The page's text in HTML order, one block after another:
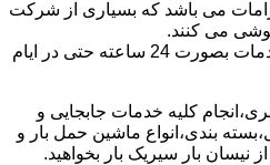
می باشد که بسیاری از شرکت
می کنند.
امکان فعالیت و انجام خدمات بصورت 24 ساعته حتی در ایام
کلیه خدمات جابجایی و
بندی،انواع ماشین حمل بار و
نیسان بار سیریک بار بخواهید.